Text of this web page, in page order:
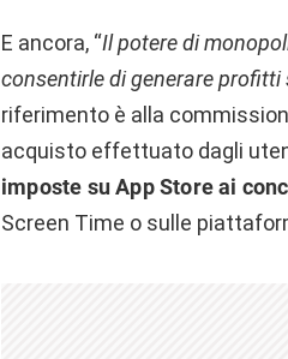
E ancora, “Il potere di
consentirle di generare profitti
riferimento è alla
acquisto effettuato dagli
imposte su App Store ai
Screen Time o sulle